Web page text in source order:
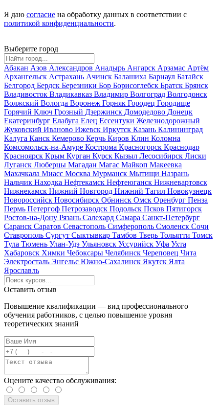
Я даю согласие на обработку данных в соответствии с
политикой конфиденциальности.
Выберите город
Абакан Азов Александров Анадырь Ангарск Арзамас Артём
Архангельск Астрахань Ачинск Балашиха Барнаул Батайск
Белгород Бердск Березники Бор Борисоглебск Братск Брянск
Владивосток Владикавказ Владимир Волгоград Волгодонск
Волжский Вологда Воронеж Горняк Городец Городище
Горячий Ключ Грозный Дзержинск Домодедово Донецк
Екатеринбург Елабуга Елец Ессентуки Железнодорожный
Жуковский Иваново Ижевск Иркутск Казань Калининград
Калуга Канск Кемерово Керчь Киров Клин Коломна
Комсомольск-на-Амуре Кострома Красногорск Краснодар
Красноярск Крым Курган Курск Кызыл Лесосибирск Лиски
Луганск Люберцы Магадан Магас Майкоп Макеевка
Махачкала Миасс Москва Мурманск Мытищи Назрань
Нальчик Находка Нефтекамск Нефтеюганск Нижневартовск
Нижнекамск Нижний Новгород Нижний Тагил Новокузнецк
Новороссийск Новосибирск Обнинск Омск Оренбург Пенза
Пермь Петергоф Петрозаводск Подольск Псков Пятигорск
Ростов-на-Дону Рязань Салехард Самара Санкт-Петербург
Саранск Саратов Севастополь Симферополь Смоленск Сочи
Ставрополь Сургут Сыктывкар Тамбов Тверь Тольятти Томск
Тула Тюмень Улан-Удэ Ульяновск Уссурийск Уфа Ухта
Хабаровск Химки Чебоксары Челябинск Череповец Чита
Электросталь Энгельс Южно-Сахалинск Якутск Ялта
Ярославль
Оставить отзыв
Повышение квалификации — вид профессионального
обучения работников, с целью повышение уровня
теоретических знаний
Оцените качество обслуживания: